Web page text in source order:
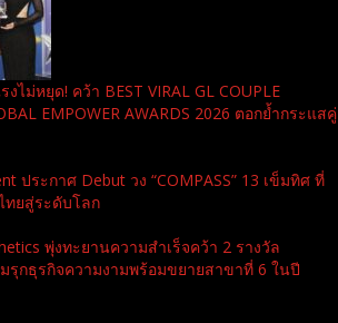
งไม่หยุด! คว้า BEST VIRAL GL COUPLE
EMPOWER AWARDS 2026 ตอกย้ำกระแสคู่
ประกาศ Debut วง “COMPASS” 13 เข็มทิศ ที่
ทยสู่ระดับโลก
พุ่งทะยานความสำเร็จคว้า 2 รางวัล
รุกธุรกิจความงามพร้อมขยายสาขาที่ 6 ในปี